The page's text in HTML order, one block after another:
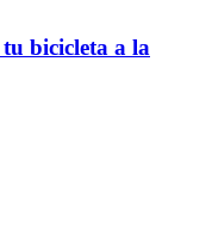
bicicleta a la